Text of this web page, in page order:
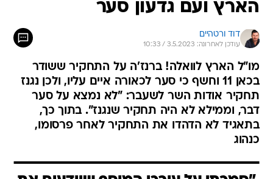
הארץ ועם גדעון סער
דוד ורטהיים
עודכן לאחרונה: 3.5.2023 / 10:33
מו"ל הארץ לוואלה! ברנז'ה על התחקיר ששודר
בכאן 11 וחשף כי סער לכאורה איים עליו, ולכן נגנז
תחקיר אודות השר לשעבר: "לא נמצא על סער
דבר, וממילא לא היה תחקיר שנגנז". בתוך כך,
בתאגיד לא הדהדו את התחקיר לאחר פרסומו,
כנהוג